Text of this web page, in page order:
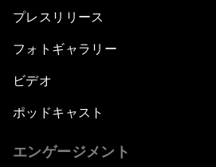
プレスリリース
フォトギャラリー
ビデオ
ポッドキャスト
エンゲージメント